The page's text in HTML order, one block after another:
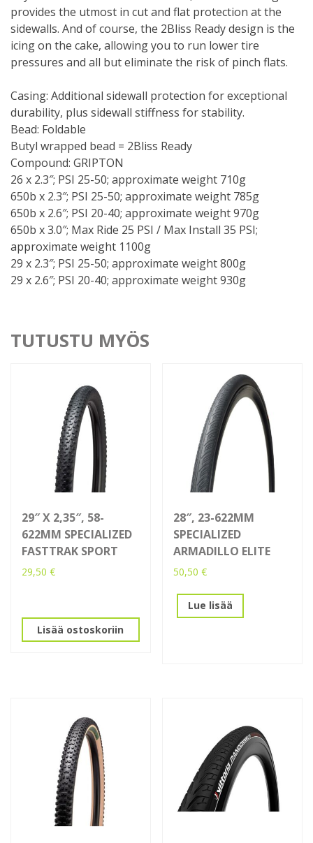
provides the utmost in cut and flat protection at the
sidewalls. And of course, the 2Bliss Ready design is the
icing on the cake, allowing you to run lower tire
pressures and all but eliminate the risk of pinch flats.
Casing: Additional sidewall protection for exceptional
durability, plus sidewall stiffness for stability.
Bead: Foldable
Butyl wrapped bead = 2Bliss Ready
Compound: GRIPTON
26 x 2.3″; PSI 25-50; approximate weight 710g
650b x 2.3″; PSI 25-50; approximate weight 785g
650b x 2.6″; PSI 20-40; approximate weight 970g
650b x 3.0″; Max Ride 25 PSI / Max Install 35 PSI;
approximate weight 1100g
29 x 2.3″; PSI 25-50; approximate weight 800g
29 x 2.6″; PSI 20-40; approximate weight 930g
TUTUSTU MYÖS
29″ X 2,35″, 58-
622MM SPECIALIZED
FASTTRAK SPORT
29,50 €
Lisää ostoskoriin
28″, 23-622MM
SPECIALIZED
ARMADILLO ELITE
50,50€
Lue lisää